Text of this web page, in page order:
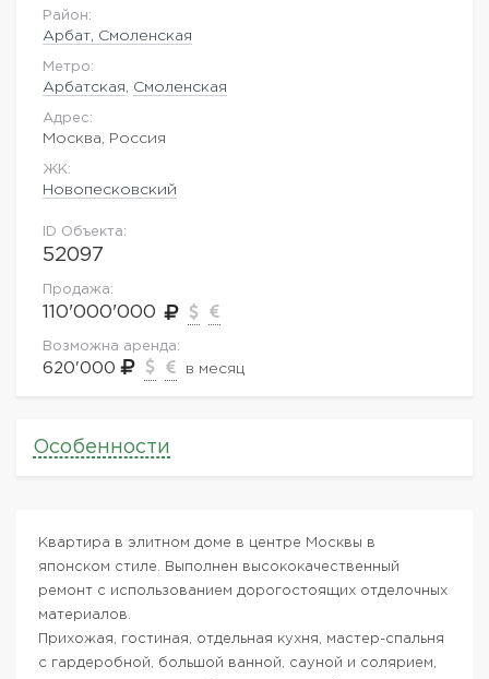
Район:
Арбат, Смоленская
Метро:
Арбатская Смоленская
Адрес:
Москва, Россия
ЖK:
Новопесковский
ID Объекта:
52097
Продажа:
110'000'000
Возможна аренда:
620'000 в месяц
Особенности
Квартира в элитном доме в центре Москвы в
японском стиле. Выполнен высококачественный
ремонт с использованием дорогостоящих отделочных
материалов.
Прихожая, гостиная, отдельная кухня, мастер-спальня
с гардеробной, большой ванной, сауной и солярием,